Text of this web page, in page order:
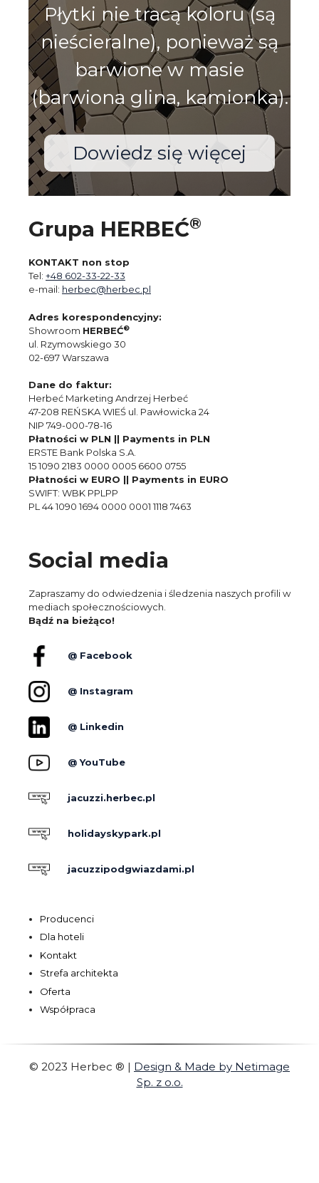
Płytki nie tracą koloru (są
nieścieralne), ponieważ są
barwione w masie
(barwiona glina, kamionka).
Dowiedz się więcej
Grupa HERBEĆ®
KONTAKT non stop
Tel: +48 602-33-22-33
e-mail: herbec@herbec.pl
Adres korespondencyjny:
Showroom HERBEĆ®
ul. Rzymowskiego 30
02-697 Warszawa
Dane do faktur:
Herbeć Marketing Andrzej Herbeć
47-208 REŃSKA WIEŚ ul. Pawłowicka 24
NIP 749-000-78-16
Płatności w PLN || Payments in PLN
ERSTE Bank Polska S.A.
15 1090 2183 0000 0005 6600 0755
Płatności w EURO || Payments in EURO
SWIFT: WBK PPLPP
PL 44 1090 1694 0000 0001 1118 7463
Social media
Zapraszamy do odwiedzenia i śledzenia naszych profili w
mediach społecznościowych.
Bądź na bieżąco!
@ Facebook
@ Instagram
@ Linkedin
@ YouTube
jacuzzi.herbec.pl
holidayskypark.pl
jacuzzipodgwiazdami.pl
Producenci
Dla hoteli
Kontakt
Strefa architekta
Oferta
Współpraca
© 2023 Herbec ® | Design & Made by Netimage
Sp. z o.o.